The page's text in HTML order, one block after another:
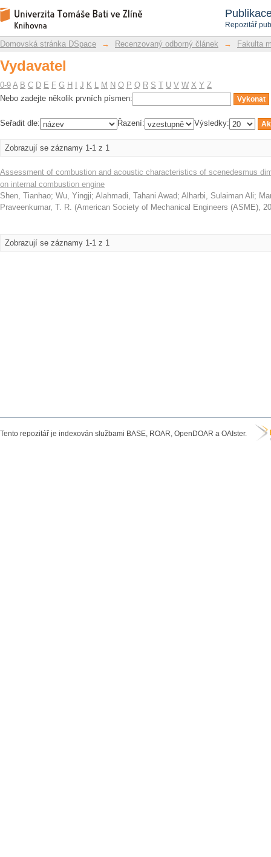
Repozitář
Vydavatel
Repozitář DSpace/Manakin
Domovská stránka DSpace → Recenzovaný odborný článek → Fakulta
Vydavatel
0-9 A B C D E F G H J K L M N O P Q R S T U V W X Y Z
Nebo zadejte několik prvních písmen:
Seřadit dle: Řazení: Výsledky:
Zobrazují se záznamy 1-1 z 1
Assessment of combustion and acoustic characteristics of scenedesmus
on internal combustion engine
Shen, Tianhao; Wu, Yingji; Alahmadi, Tahani Awad; Alharbi, Sulaiman Ali;
Praveenkumar, T. R. (American Society of Mechanical Engineers (ASME),
Zobrazují se záznamy 1-1 z 1
Tento repozitář je indexován službami BASE, ROAR, OpenDOAR a OAIster.